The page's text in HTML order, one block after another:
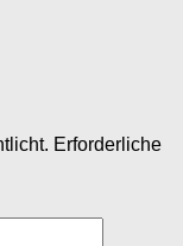
Erforderliche